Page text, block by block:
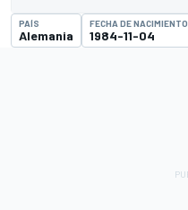
PAÍS
Alemania
FECHA DE NACIMIENTO
1984-11-04